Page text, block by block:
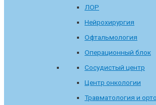
ЛОР
Нейрохирургия
Офтальмология
Операционный блок
Сосудистый центр
Центр онкологии
Травматология и